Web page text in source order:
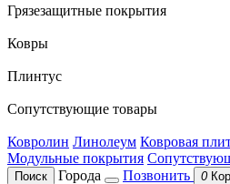
Грязезащитные покрытия
Ковры
Плинтус
Сопутствующие товары
Ковролин Линолеум Ковровая
Модульные покрытия
Поиск Города Позвонить 0